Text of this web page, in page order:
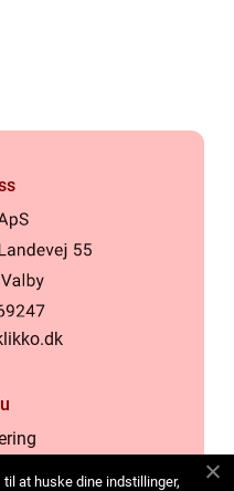
at huske dine indstillinger,